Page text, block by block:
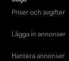
Priser och avgifter
Lägga in annonser
Hantera annonser